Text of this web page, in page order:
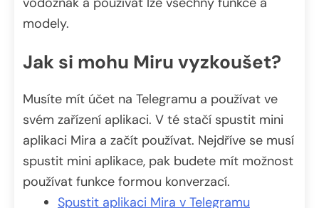
modely.
Jak si mohu Miru vyzkoušet?
Musíte mít účet na Telegramu a používat ve
svém zařízení aplikaci. V té stačí spustit mini
aplikaci Mira a začít používat. Nejdříve se musí
spustit mini aplikace, pak budete mít možnost
používat funkce formou konverzací.
Spustit aplikaci Mira v Telegramu